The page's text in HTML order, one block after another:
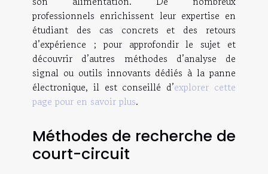
professionnels enrichissent leur expertise en
étudiant des cas concrets et des retours
d’expérience ; pour approfondir le sujet et
découvrir d’autres méthodes d’analyse de
signal ou outils innovants dédiés à la panne
électronique, il est conseillé d’explorer cette
page pour en savoir plus.
Méthodes de recherche de
court-circuit